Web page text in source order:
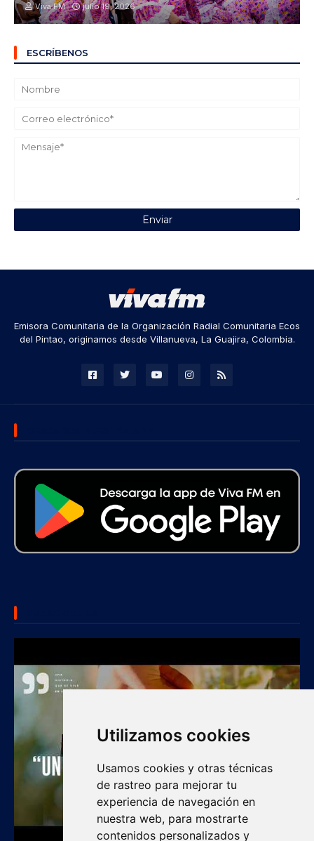
Utilizamos cookies
Usamos cookies y otras técnicas
de rastreo para mejorar tu
experiencia de navegación en
nuestra web, para mostrarte
contenidos personalizados y
Viva FM julio 19, 2026
ESCRÍBENOS
Emisora Comunitaria de la Organización Radial Comunitaria Ecos
del Pintao, originamos desde Villanueva, La Guajira, Colombia.